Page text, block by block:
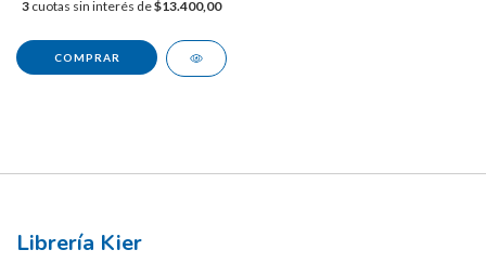
3 cuotas sin interés de$13.400,00
Librería Kier